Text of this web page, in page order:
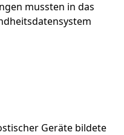
mussten in das
Geräte bildete